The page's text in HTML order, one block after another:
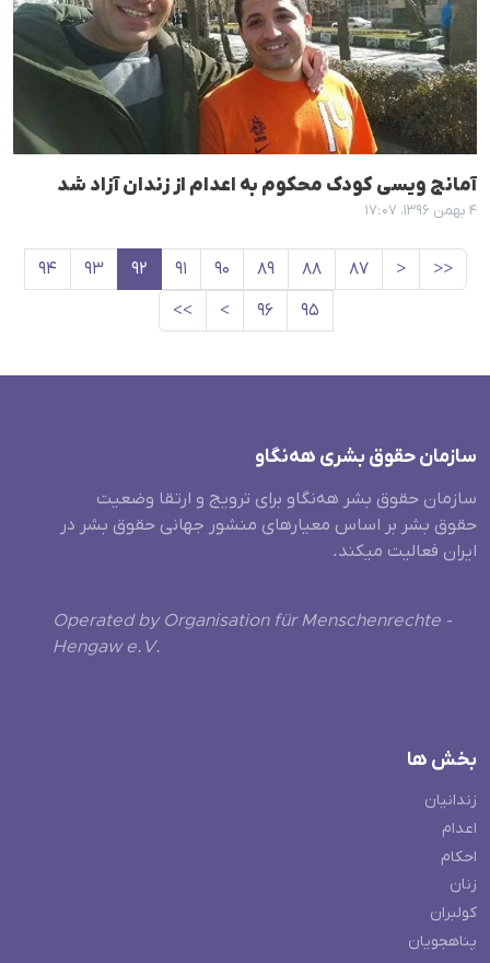
آمانج ویسی کودک محکوم بە اعدام از زندان آزاد شد
۴ بهمن ۱۳۹۶، ۱۷:۰۷
<<
< ۸۷ ۸۸ ۸۹ ۹۰ ۹۱ ۹۲ ۹۳
۹۴
۹۵
۹۶ >
>>
سازمان حقوق بشری هەنگاو
سازمان حقوق بشر هه‌نگاو برای ترویج و ارتقا وضعیت
حقوق بشر بر اساس معیارهای منشور جهانی حقوق بشر در
ایران فعالیت میکند.
Operated by Organisation für Menschenrechte -
Hengaw e.V.
بخش ها
زندانیان
اعدام
احکام
زنان
کولبران
پناهجویان